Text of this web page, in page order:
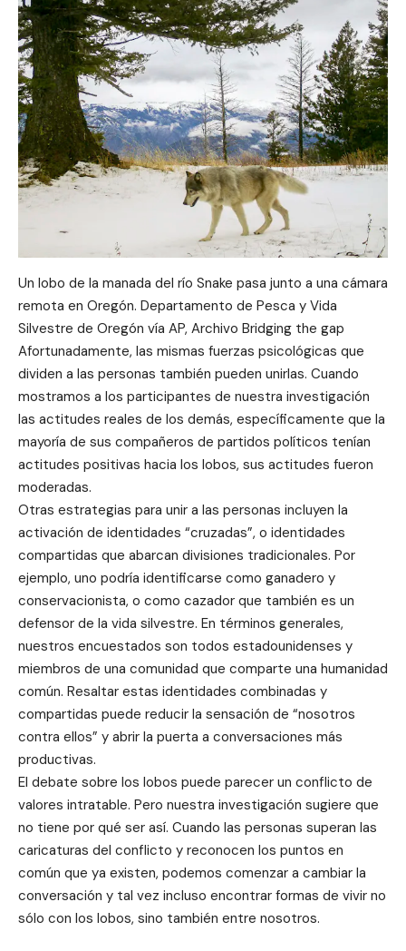
Un lobo de la manada del río Snake pasa junto a una cámara
remota en Oregón. Departamento de Pesca y Vida
Silvestre de Oregón vía AP, Archivo Bridging the gap
Afortunadamente, las mismas fuerzas psicológicas que
dividen a las personas también pueden unirlas. Cuando
mostramos a los participantes de nuestra investigación
las actitudes reales de los demás, específicamente que la
mayoría de sus compañeros de partidos políticos tenían
actitudes positivas hacia los lobos, sus actitudes fueron
moderadas.
Otras estrategias para unir a las personas incluyen la
activación de identidades “cruzadas”, o identidades
compartidas que abarcan divisiones tradicionales. Por
ejemplo, uno podría identificarse como ganadero y
conservacionista, o como cazador que también es un
defensor de la vida silvestre. En términos generales,
nuestros encuestados son todos estadounidenses y
miembros de una comunidad que comparte una humanidad
común. Resaltar estas identidades combinadas y
compartidas puede reducir la sensación de “nosotros
contra ellos” y abrir la puerta a conversaciones más
productivas.
El debate sobre los lobos puede parecer un conflicto de
valores intratable. Pero nuestra investigación sugiere que
no tiene por qué ser así. Cuando las personas superan las
caricaturas del conflicto y reconocen los puntos en
común que ya existen, podemos comenzar a cambiar la
conversación y tal vez incluso encontrar formas de vivir no
sólo con los lobos, sino también entre nosotros.